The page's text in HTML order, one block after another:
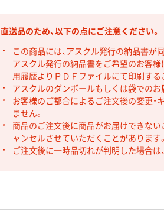
直送品のため、以下の点にご注意ください。
この商品には、アスクル発行の納品書が
アスクル発行の納品書をご希望のお客様
用履歴よりＰＤＦファイルにて印刷する
アスクルのダンボールもしくは袋でのお
お客様のご都合によるご注文後の変更・
ません。
商品のご注文後に商品がお届けできない
ャンセルさせていただくことがあります。
ご注文後に一時品切れが判明した場合は